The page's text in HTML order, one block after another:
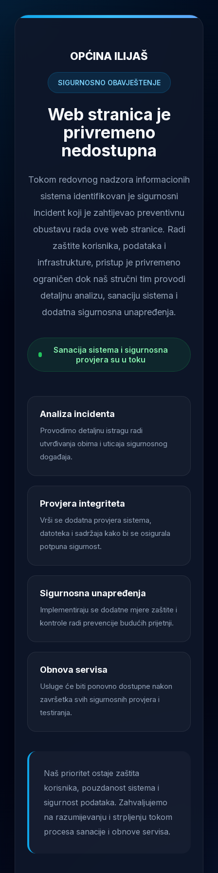
OPĆINA ILIJAŠ
SIGURNOSNO OBAVJEŠTENJE
Web stranica je
privremeno
nedostupna
Tokom redovnog nadzora informacionih
sistema identifikovan je sigurnosni
incident koji je zahtijevao preventivnu
obustavu rada ove web stranice. Radi
zaštite korisnika, podataka i
infrastrukture, pristup je privremeno
ograničen dok naš stručni tim provodi
detaljnu analizu, sanaciju sistema i
dodatna sigurnosna unapređenja.
Sanacija sistema i sigurnosna
provjera su u toku
Analiza incidenta
Provodimo detaljnu istragu radi
utvrđivanja obima i uticaja sigurnosnog
događaja.
Provjera integriteta
Vrši se dodatna provjera sistema,
datoteka i sadržaja kako bi se osigurala
potpuna sigurnost.
Sigurnosna unapređenja
Implementiraju se dodatne mjere zaštite i
kontrole radi prevencije budućih prijetnji.
Obnova servisa
Usluge će biti ponovno dostupne nakon
završetka svih sigurnosnih provjera i
testiranja.
Naš prioritet ostaje zaštita
korisnika, pouzdanost sistema i
sigurnost podataka. Zahvaljujemo
na razumijevanju i strpljenju tokom
procesa sanacije i obnove servisa.